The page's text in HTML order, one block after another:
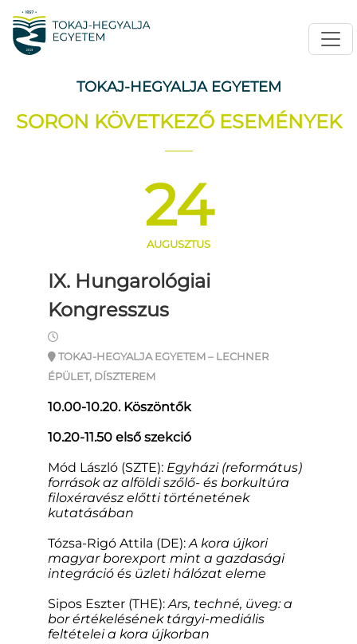
TOKAJ-HEGYALJA EGYETEM
SORON KÖVETKEZŐ ESEMÉNYEK
24
AUGUSZTUS
IX. Hungarológiai
Kongresszus
TOKAJ-HEGYALJA EGYETEM – LECHNER
ÉPÜLET, DÍSZTEREM
10.00-10.20. Köszöntők
10.20-11.50 első szekció
Mód László (SZTE): Egyházi (református)
források az alföldi szőlő- és borkultúra
filoxéravész előtti történetének
kutatásában
Tózsa-Rigó Attila (DE):A kora újkori
magyar borexport mint a gazdasági
integráció és üzleti hálózat eleme
Sipos Eszter (THE):Ars, techné, üveg: a
bor értékelésének tárgyi-mediális
feltételei a kora újkorban